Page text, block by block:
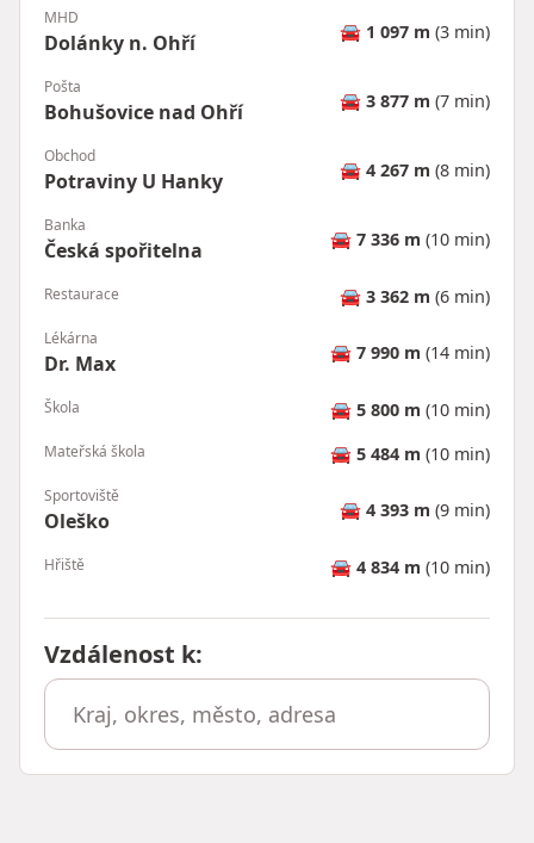
MHD
Dolánky n. Ohří 🚘 1 097 m (3 min)
Pošta
Bohušovice nad Ohří 🚘 3 877 m (7 min)
Obchod
Potraviny U Hanky 🚘 4 267 m (8 min)
Banka
Česká spořitelna 🚘 7 336 m (10 min)
Restaurace 🚘 3 362 m (6 min)
Lékárna
Dr. Max 🚘 7 990 m (14 min)
Škola 🚘 5 800 m (10 min)
Mateřská škola 🚘 5 484 m (10 min)
Sportoviště
Oleško 🚘 4 393 m (9 min)
Hřiště 🚘 4 834 m (10 min)
Vzdálenost k: